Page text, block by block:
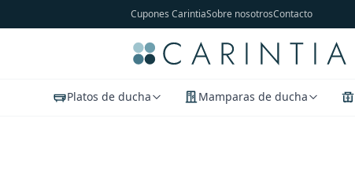
Cupones CarintiaSobre nosotrosContacto
Platos de ducha Mamparas de ducha